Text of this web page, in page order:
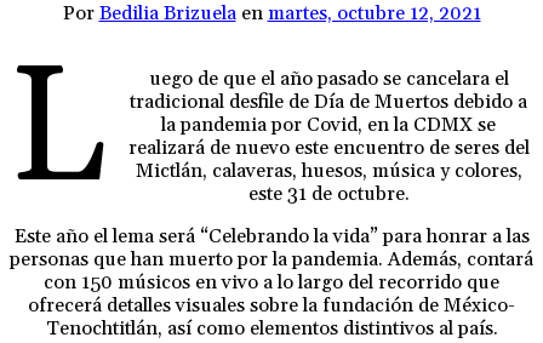
Por Bedilia Brizuela en martes, octubre 12, 2021
L
uego de que el año pasado se cancelara el
tradicional desfile de Día de Muertos debido a
la pandemia por Covid, en la CDMX se
realizará de nuevo este encuentro de seres del
Mictlán, calaveras, huesos, música y colores,
este 31 de octubre.
Este año el lema será “Celebrando la vida” para honrar a las
personas que han muerto por la pandemia. Además, contará
con 150 músicos en vivo a lo largo del recorrido que
ofrecerá detalles visuales sobre la fundación de México-
Tenochtitlán, así como elementos distintivos al país.